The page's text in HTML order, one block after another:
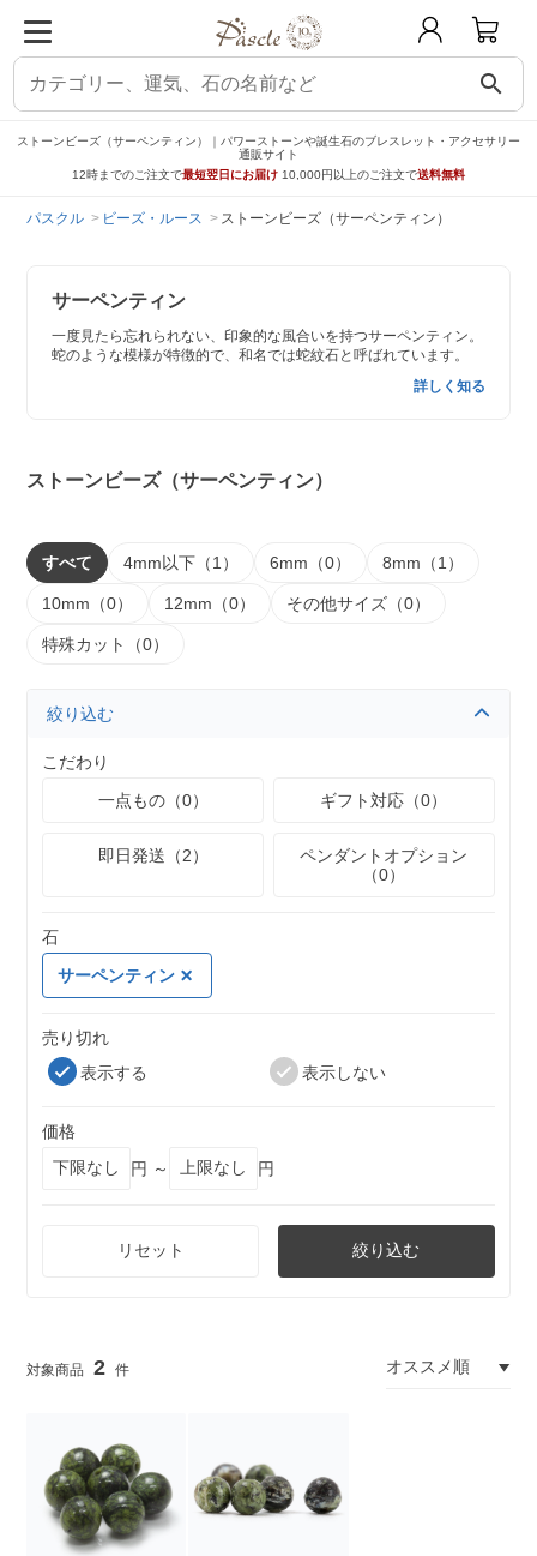
search
ストーンビーズ（サーペンティン）｜パワーストーンや誕生石のブレスレット・アクセサリー
通販サイト
12時までのご注文で最短翌日にお届け 10,000円以上のご注文で送料無料
パスクル ビーズ・ルース ストーンビーズ（サーペンティン）
サーペンティン
一度見たら忘れられない、印象的な風合いを持つサーペンティン。
蛇のような模様が特徴的で、和名では蛇紋石と呼ばれています。
詳しく知る
ストーンビーズ（サーペンティン）
すべて 4mm以下（1） 6mm（0） 8mm（1）
10mm（0） 12mm（0） その他サイズ（0）
特殊カット（0）
絞り込む
こだわり
一点もの（0）
ギフト対応（0）
即日発送（2）
ペンダントオプション
（0）
石
サーペンティン
売り切れ
表示する
表示しない
価格
円 ～
円
リセット 絞り込む
2